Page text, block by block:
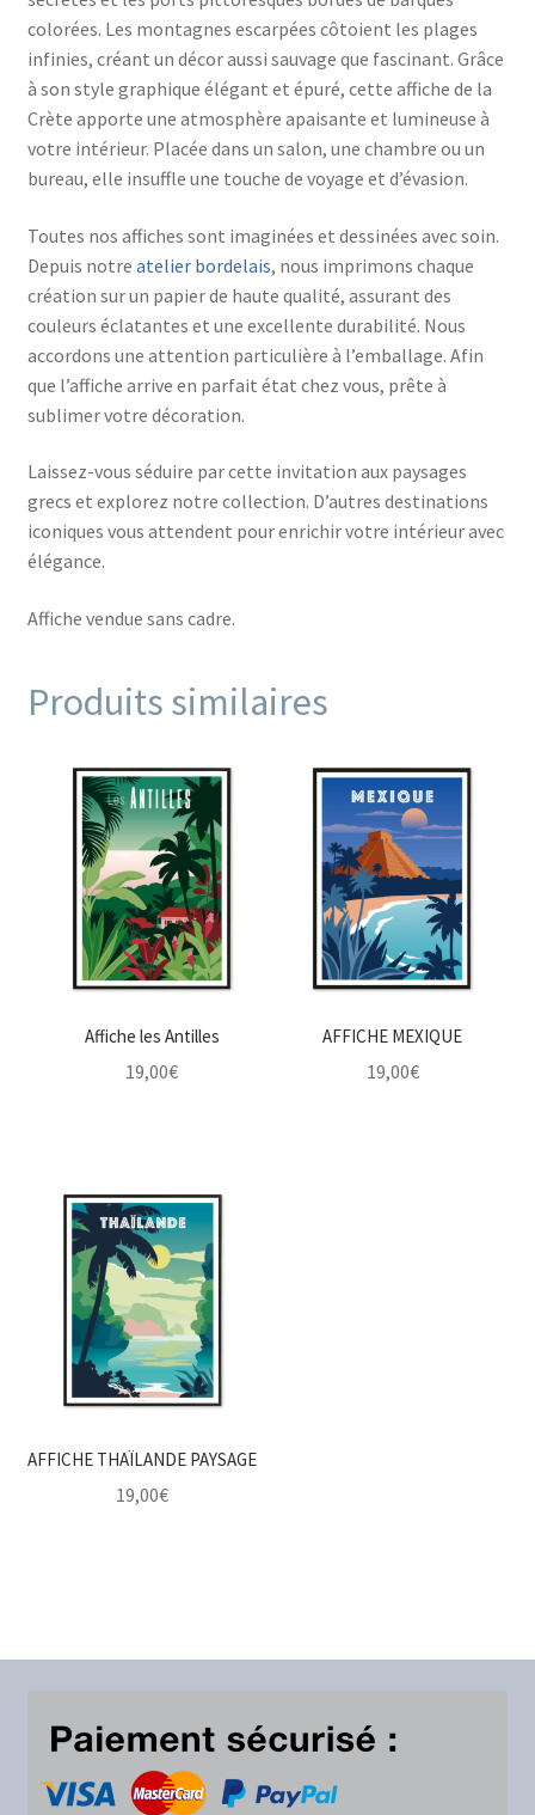
colorées. Les montagnes escarpées côtoient les plages
infinies, créant un décor aussi sauvage que fascinant. Grâce
à son style graphique élégant et épuré, cette affiche de la
Crète apporte une atmosphère apaisante et lumineuse à
votre intérieur. Placée dans un salon, une chambre ou un
bureau, elle insuffle une touche de voyage et d’évasion.
Toutes nos affiches sont imaginées et dessinées avec soin.
Depuis notre atelier bordelais, nous imprimons chaque
création sur un papier de haute qualité, assurant des
couleurs éclatantes et une excellente durabilité. Nous
accordons une attention particulière à l’emballage. Afin
que l’affiche arrive en parfait état chez vous, prête à
sublimer votre décoration.
Laissez-vous séduire par cette invitation aux paysages
grecs et explorez notre collection. D’autres destinations
iconiques vous attendent pour enrichir votre intérieur avec
élégance.
Affiche vendue sans cadre.
Produits similaires
Affiche les Antilles
19,00€
AFFICHE MEXIQUE
19,00€
AFFICHE THAÏLANDE PAYSAGE
19,00€